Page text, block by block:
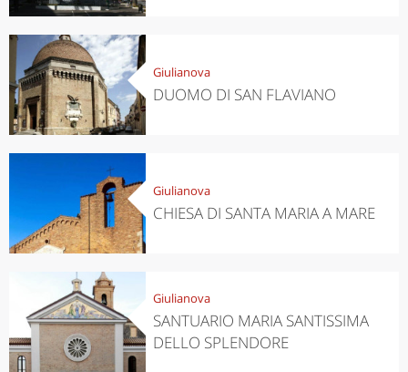
Giulianova
DUOMO DI SAN FLAVIANO
Giulianova
CHIESA DI SANTA MARIA A MARE
Giulianova
SANTUARIO MARIA SANTISSIMA
DELLO SPLENDORE